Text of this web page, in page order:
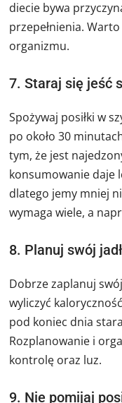
diecie bywa
przepełnienia.
organizmu.
7. Staraj się jeść
Spożywaj posiłki w
po około 30
tym, że jest
konsumowanie daje
dlatego jemy mniej
wymaga wiele, a
8. Planuj swój
Dobrze zaplanuj
wyliczyć
pod koniec dnia
Rozplanowanie i
kontrolę oraz luz.
9. Nie pomijaj